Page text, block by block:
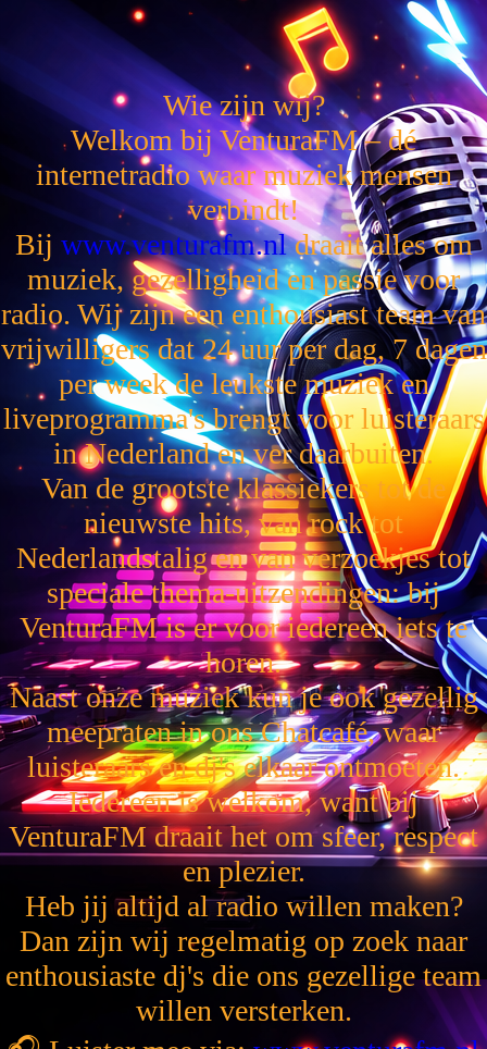
Wie zijn wij?
Welkom bij VenturaFM – dé
internetradio waar muziek mensen
verbindt!
Bij www.venturafm.nldraait alles om
muziek, gezelligheid en passie voor
radio. Wij zijn een enthousiast team van
vrijwilligers dat 24 uur per dag, 7 dagen
per week de leukste muziek en
liveprogramma's brengt voor luisteraars
in Nederland en ver daarbuiten.
Van de grootste klassiekers tot de
nieuwste hits, van rock tot
Nederlandstalig en van verzoekjes tot
speciale thema-uitzendingen: bij
VenturaFM is er voor iedereen iets te
horen.
Naast onze muziek kun je ook gezellig
meepraten in ons Chatcafé, waar
luisteraars en dj's elkaar ontmoeten.
Iedereen is welkom, want bij
VenturaFM draait het om sfeer, respect
en plezier.
Heb jij altijd al radio willen maken?
Dan zijn wij regelmatig op zoek naar
enthousiaste dj's die ons gezellige team
willen versterken.